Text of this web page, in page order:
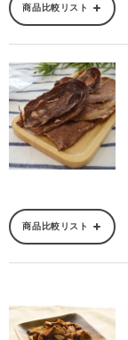
商品比較リスト
商品比較リスト